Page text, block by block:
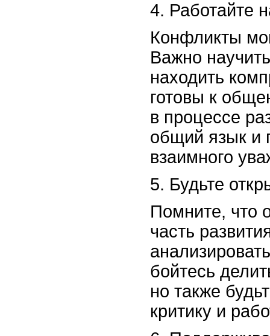
4. Работайте
Конфликты
Важно
находить
готовы к
в процессе
общий язык и
взаимного
5. Будьте
Помните, что
часть
бойтесь
но также
критику и